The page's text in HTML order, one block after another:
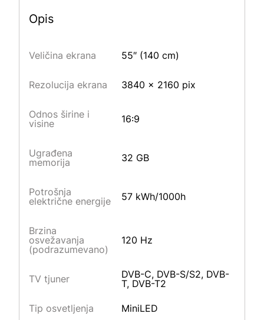
Opis
Veličina ekrana 55″ (140 cm)
Rezolucija ekrana 3840 x 2160 pix
Odnos širine i
visine
16:9
Ugrađena
memorija
32 GB
Potrošnja
električne energije
57 kWh/1000h
Brzina
osvežavanja
(podrazumevano)
120 Hz
TV tjuner
DVB-C, DVB-S/S2, DVB-
T, DVB-T2
Tip osvetljenja MiniLED